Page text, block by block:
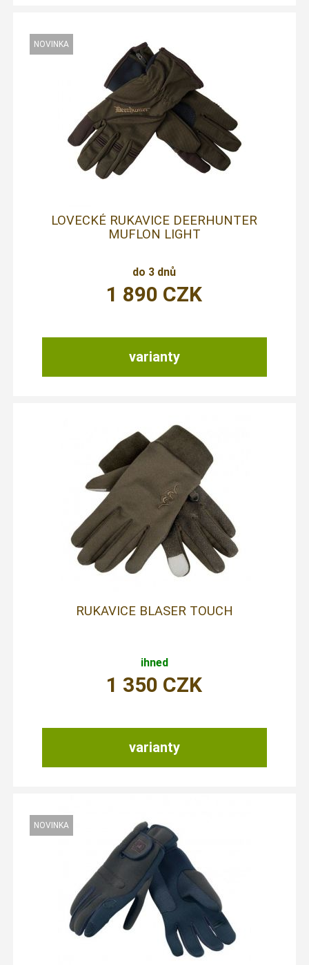
LOVECKÉ RUKAVICE DEERHUNTER
MUFLON LIGHT
do 3 dnů
varianty
1 890 CZK
RUKAVICE BLASER TOUCH
ihned
varianty
1 350 CZK